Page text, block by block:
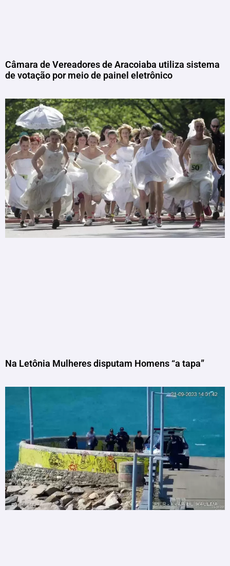
Câmara de Vereadores de Aracoiaba utiliza sistema
de votação por meio de painel eletrônico
Na Letônia Mulheres disputam Homens “a tapa”